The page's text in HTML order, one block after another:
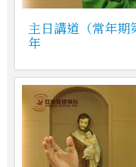
主日講道（常年期
年